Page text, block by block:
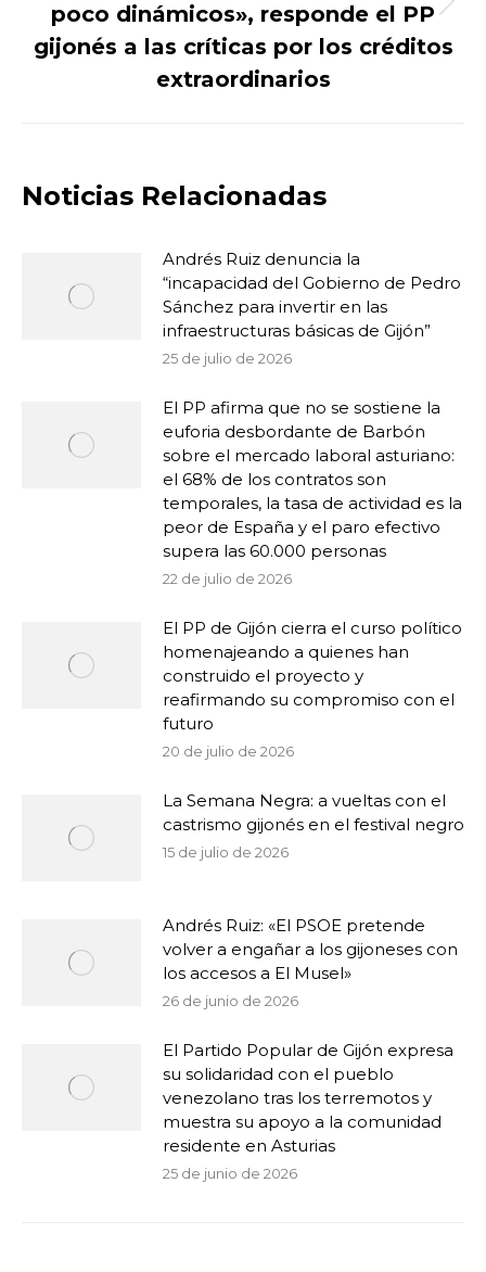
Publicación
siguiente:
poco dinámicos», responde el PP
gijonés a las críticas por los créditos
extraordinarios
Noticias Relacionadas
Andrés Ruiz denuncia la
“incapacidad del Gobierno de Pedro
Sánchez para invertir en las
infraestructuras básicas de Gijón”
25 de julio de 2026
El PP afirma que no se sostiene la
euforia desbordante de Barbón
sobre el mercado laboral asturiano:
el 68% de los contratos son
temporales, la tasa de actividad es la
peor de España y el paro efectivo
supera las 60.000 personas
22 de julio de 2026
El PP de Gijón cierra el curso político
homenajeando a quienes han
construido el proyecto y
reafirmando su compromiso con el
futuro
20 de julio de 2026
La Semana Negra: a vueltas con el
castrismo gijonés en el festival negro
15 de julio de 2026
Andrés Ruiz: «El PSOE pretende
volver a engañar a los gijoneses con
los accesos a El Musel»
26 de junio de 2026
El Partido Popular de Gijón expresa
su solidaridad con el pueblo
venezolano tras los terremotos y
muestra su apoyo a la comunidad
residente en Asturias
25 de junio de 2026